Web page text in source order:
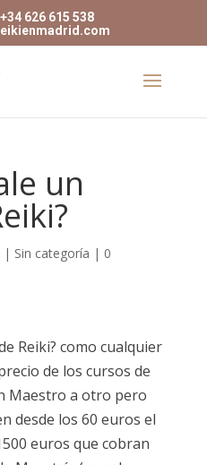
626 615 538
un
| Sin categoría | 0
Reiki? como cualquier
de los cursos de
Maestro a otro pero
desde los 60 euros el
euros que cobran